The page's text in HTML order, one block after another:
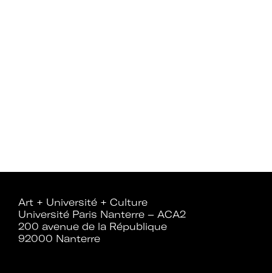
Art + Université + Culture
Université Paris Nanterre – ACA2
200 avenue de la République
92000 Nanterre